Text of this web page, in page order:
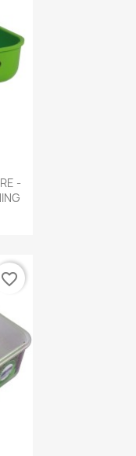
-
favorite_border